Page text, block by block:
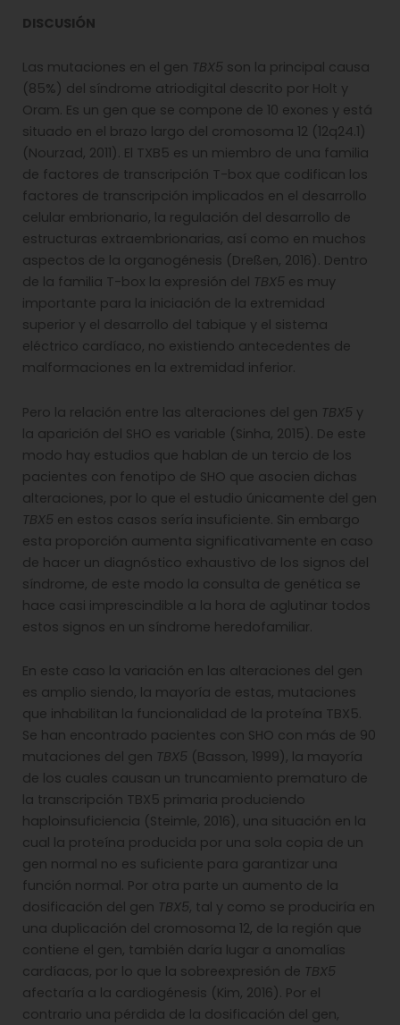
DISCUSIÓN
Las mutaciones en el gen TBX5 son la principal causa
(85%) del síndrome atriodigital descrito por Holt y
Oram. Es un gen que se compone de 10 exones y está
situado en el brazo largo del cromosoma 12 (12q24.1)
(Nourzad, 2011). El TXB5 es un miembro de una familia
de factores de transcripción T-box que codifican los
factores de transcripción implicados en el desarrollo
celular embrionario, la regulación del desarrollo de
estructuras extraembrionarias, así como en muchos
aspectos de la organogénesis (Dreßen, 2016). Dentro
de la familia T-box la expresión del TBX5 es muy
importante para la iniciación de la extremidad
superior y el desarrollo del tabique y el sistema
eléctrico cardíaco, no existiendo antecedentes de
malformaciones en la extremidad inferior.
Pero la relación entre las alteraciones del gen TBX5 y
la aparición del SHO es variable (Sinha, 2015). De este
modo hay estudios que hablan de un tercio de los
pacientes con fenotipo de SHO que asocien dichas
alteraciones, por lo que el estudio únicamente del gen
TBX5 en estos casos sería insuficiente. Sin embargo
esta proporción aumenta significativamente en caso
de hacer un diagnóstico exhaustivo de los signos del
síndrome, de este modo la consulta de genética se
hace casi imprescindible a la hora de aglutinar todos
estos signos en un síndrome heredofamiliar.
En este caso la variación en las alteraciones del gen
es amplio siendo, la mayoría de estas, mutaciones
que inhabilitan la funcionalidad de la proteína TBX5.
Se han encontrado pacientes con SHO con más de 90
mutaciones del gen TBX5 (Basson, 1999), la mayoría
de los cuales causan un truncamiento prematuro de
la transcripción TBX5 primaria produciendo
haploinsuficiencia (Steimle, 2016), una situación en la
cual la proteína producida por una sola copia de un
gen normal no es suficiente para garantizar una
función normal. Por otra parte un aumento de la
dosificación del gen TBX5, tal y como se produciría en
una duplicación del cromosoma 12, de la región que
contiene el gen, también daría lugar a anomalías
cardíacas, por lo que la sobreexpresión de TBX5
afectaría a la cardiogénesis (Kim, 2016). Por el
contrario una pérdida de la dosificación del gen,